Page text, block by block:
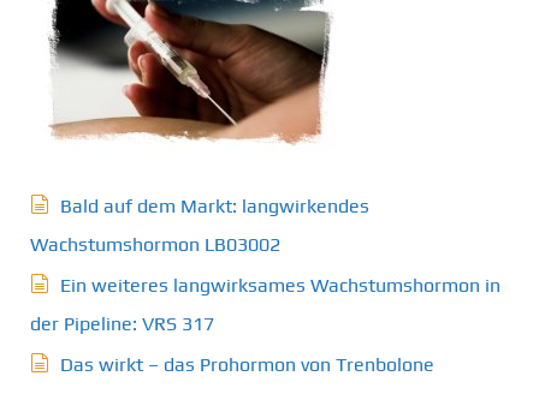
Bald auf dem Markt: langwirkendes
Wachstumshormon LB03002
Ein weiteres langwirksames Wachstumshormon in
der Pipeline: VRS 317
Das wirkt – das Prohormon von Trenbolone